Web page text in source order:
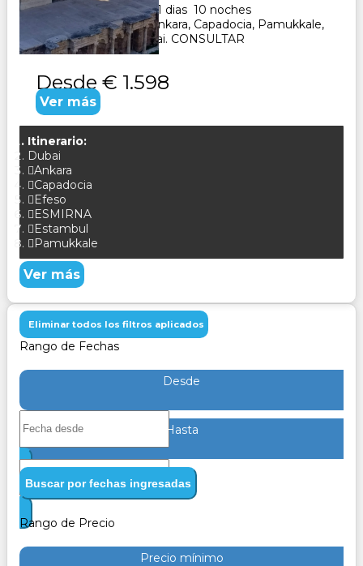
Paquete Turistico de 11 dias 10 noches
Visitando Estambul, Ankara, Capadocia, Pamukkale,
Efeso, Kusadasi y Dubai. CONSULTAR
Desde € 1.598
Ver más
Itinerario:
Dubai
Ankara
Capadocia
Efeso
ESMIRNA
Estambul
Pamukkale
Ver más
Eliminar todos los filtros aplicados
Rango de Fechas
Desde
Hasta
Buscar por fechas ingresadas
Rango de Precio
Precio mínimo